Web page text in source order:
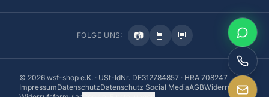
FOLGE UNS: 📷 📘 💬
© 2026 wsf-shop e.K. · USt-IdNr. DE312784857 · HRA 708247
ImpressumDatenschutzDatenschutz Social MediaAGBWiderruf